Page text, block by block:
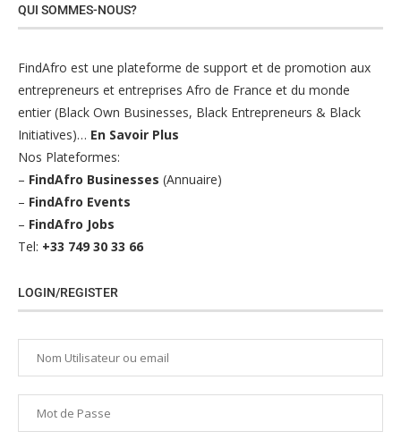
QUI SOMMES-NOUS?
FindAfro est une plateforme de support et de promotion aux
entrepreneurs et entreprises Afro de France et du monde
entier (Black Own Businesses, Black Entrepreneurs & Black
Initiatives)… En Savoir Plus
Nos Plateformes:
– FindAfro Businesses (Annuaire)
– FindAfro Events
– FindAfro Jobs
Tel: +33 749 30 33 66
LOGIN/REGISTER